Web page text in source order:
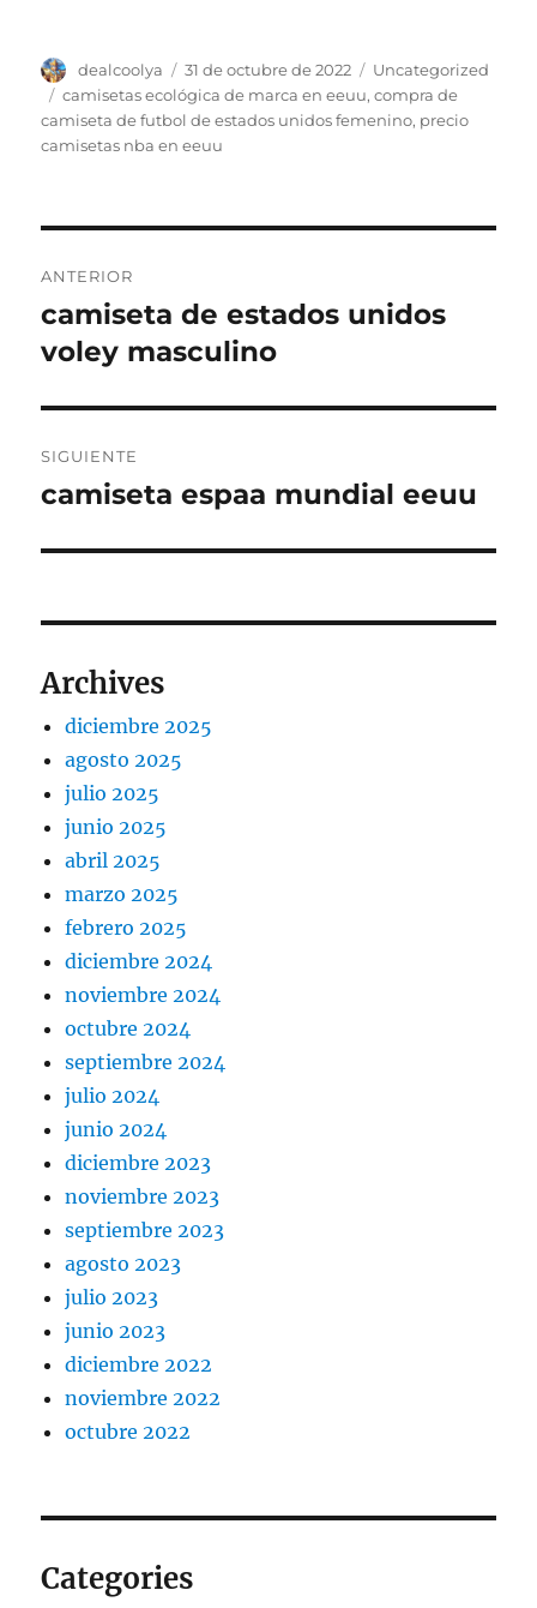
Autor
dealcoolya
Publicado
el
31 de octubre de 2022 Categorías
Uncategorized
Etiquetas
camisetas ecológica de marca en eeuu,compra de
camiseta de futbol de estados unidos femenino, precio
camisetas nba en eeuu
de
entradas
ANTERIOR
Entrada
anterior:
camiseta de estados unidos
voley masculino
SIGUIENTE
Entrada
camiseta espaa mundial eeuu
Archives
diciembre 2025
agosto 2025
julio 2025
junio 2025
abril 2025
marzo 2025
febrero 2025
diciembre 2024
noviembre 2024
octubre 2024
septiembre 2024
julio 2024
junio 2024
diciembre 2023
noviembre 2023
septiembre 2023
agosto 2023
julio 2023
junio 2023
diciembre 2022
noviembre 2022
octubre 2022
Categories